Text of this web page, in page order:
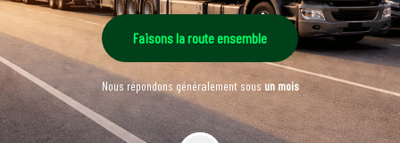
Faisons la route ensemble
Nous répondons généralement sousun mois